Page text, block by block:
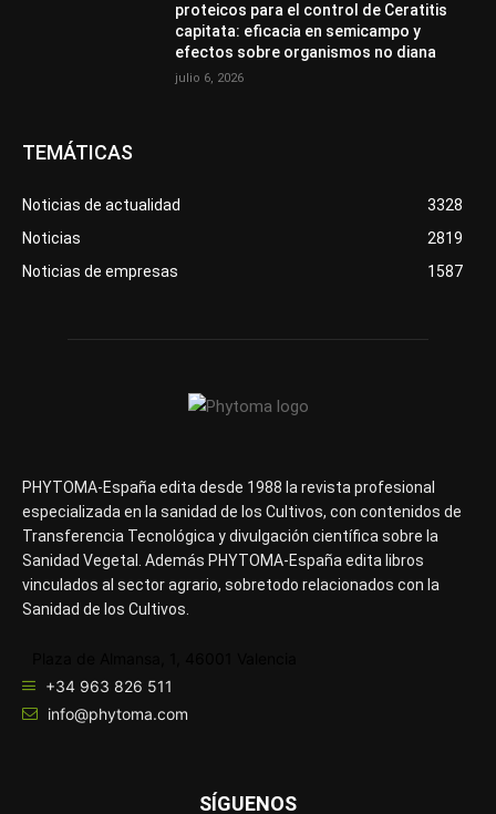
proteicos para el control de Ceratitis
capitata: eficacia en semicampo y
efectos sobre organismos no diana
julio 6, 2026
TEMÁTICAS
Noticias de actualidad
3328
Noticias
2819
Noticias de empresas
1587
PHYTOMA-España edita desde 1988 la revista profesional
especializada en la sanidad de los Cultivos, con contenidos de
Transferencia Tecnológica y divulgación científica sobre la
Sanidad Vegetal. Además PHYTOMA-España edita libros
vinculados al sector agrario, sobretodo relacionados con la
Sanidad de los Cultivos.
+34 963 826 511
info@phytoma.com
SÍGUENOS